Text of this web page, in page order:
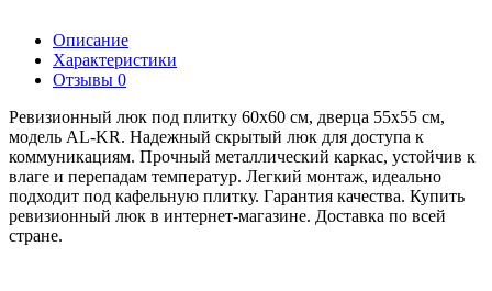
Описание
Характеристики
Отзывы 0
Ревизионный люк под плитку 60x60 см, дверца 55x55 см,
модель AL-KR. Надежный скрытый люк для доступа к
коммуникациям. Прочный металлический каркас, устойчив к
влаге и перепадам температур. Легкий монтаж, идеально
подходит под кафельную плитку. Гарантия качества. Купить
ревизионный люк в интернет-магазине. Доставка по всей
стране.